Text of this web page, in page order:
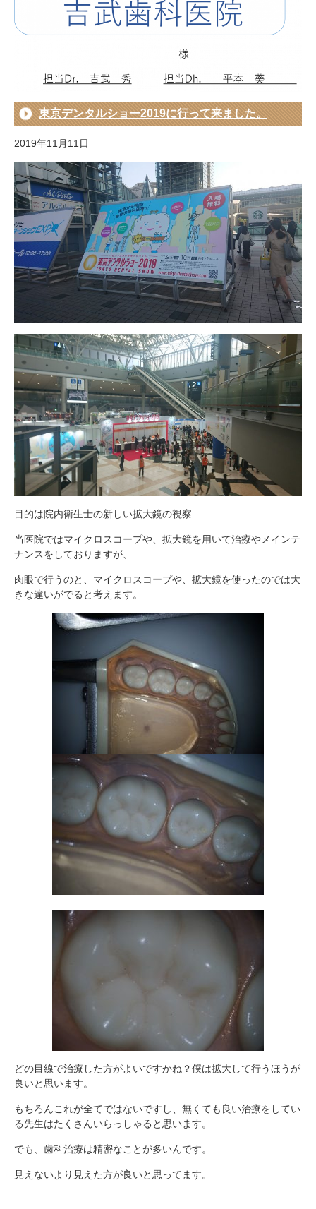
東京デンタルショー2019に行って来ました。
2019年11月11日
目的は院内衛生士の新しい拡大鏡の視察
当医院ではマイクロスコープや、拡大鏡を用いて治療やメインテ
ナンスをしておりますが、
肉眼で行うのと、マイクロスコープや、拡大鏡を使ったのでは大
きな違いがでると考えます。
どの目線で治療した方がよいですかね？僕は拡大して行うほうが
良いと思います。
もちろんこれが全てではないですし、無くても良い治療をしてい
る先生はたくさんいらっしゃると思います。
でも、歯科治療は精密なことが多いんです。
見えないより見えた方が良いと思ってます。